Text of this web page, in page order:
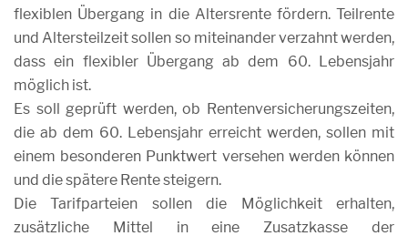
flexiblen Übergang in die Altersrente fördern. Teilrente
und Altersteilzeit sollen so miteinander verzahnt werden,
dass ein flexibler Übergang ab dem 60. Lebensjahr
möglich ist.
Es soll geprüft werden, ob Rentenversicherungszeiten,
die ab dem 60. Lebensjahr erreicht werden, sollen mit
einem besonderen Punktwert versehen werden können
und die spätere Rente steigern.
Die Tarifparteien sollen die Möglichkeit erhalten,
zusätzliche Mittel in eine Zusatzkasse der